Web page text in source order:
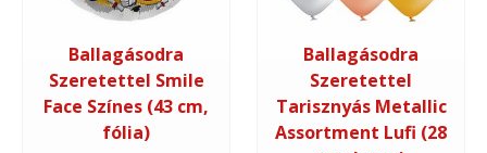
Ballagásodra
Szeretettel Smile
Face Színes (43 cm,
fólia)
Ballagásodra
Szeretettel
Tarisznyás Metallic
Assortment Lufi (28